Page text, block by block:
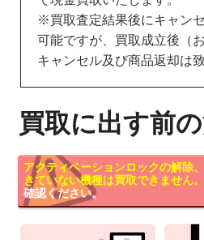
※買取査定結果後にキャン
可能ですが、買取成立後（
キャンセル及び商品返却は
買取に出す前
アクティベーションロックの解除
きていない機種は買取できません。
確認ください。